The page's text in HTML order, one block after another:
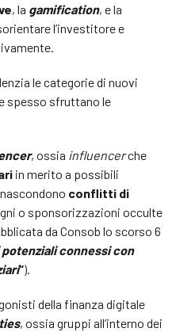
, la gamification, e la
l’investitore e
le categorie di nuovi
spesso sfruttano le
, ossia influencerche
in merito a possibili
conflitti di
o sponsorizzazioni occulte
da Consob lo scorso 6
connessi con
“).
della finanza digitale
, ossia gruppi all’interno dei